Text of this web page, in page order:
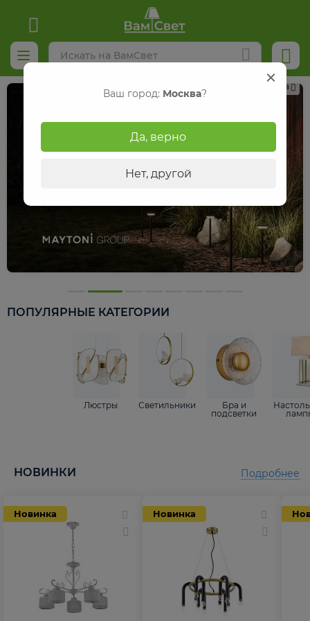
Реклама
ПОПУЛЯРНЫЕ КАТЕГОРИИ
Люстры Светильники
Бра и
подсветки
НОВИНКИ
Новинка Новинка
Подробнее
Ваш город: Москва?
Да, верно
Нет, другой